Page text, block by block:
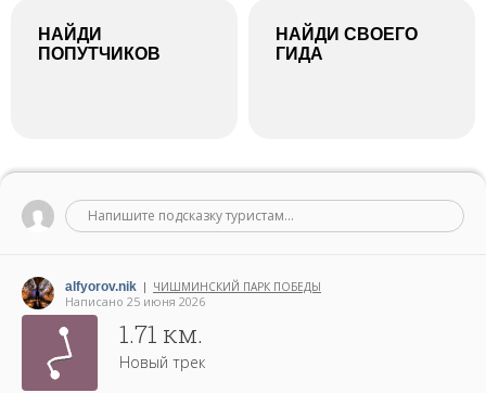
НАЙДИ
ПОПУТЧИКОВ
НАЙДИ СВОЕГО
ГИДА
Напишите подсказку туристам...
alfyorov.nik | ЧИШМИНСКИЙ ПАРК ПОБЕДЫ
Написано 25 июня 2026
1.71 км.
Новый трек